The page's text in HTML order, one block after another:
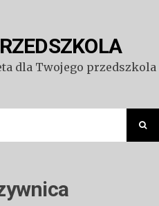
dla Twojego przedszkola